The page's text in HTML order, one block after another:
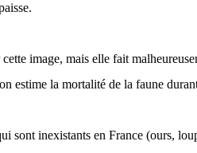
image, mais elle fait
estime la mortalité de la faune
sont inexistants en France (ours,